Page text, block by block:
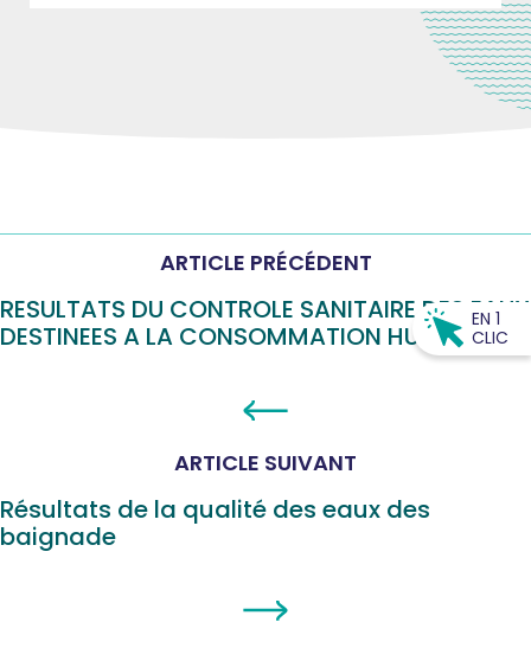
ARTICLE PRÉCÉDENT
RESULTATS DU CONTROLE SANITAIRE DES EAUX
DESTINEES A LA CONSOMMATION HUMAINE
ARTICLE SUIVANT
Résultats de la qualité des eaux des
baignade
EN 1
CLIC